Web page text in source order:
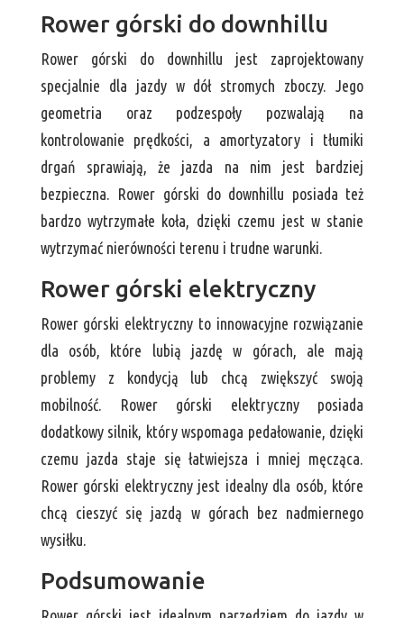
Rower górski do downhillu
Rower górski do downhillu jest zaprojektowany
specjalnie dla jazdy w dół stromych zboczy. Jego
geometria oraz podzespoły pozwalają na
kontrolowanie prędkości, a amortyzatory i tłumiki
drgań sprawiają, że jazda na nim jest bardziej
bezpieczna. Rower górski do downhillu posiada też
bardzo wytrzymałe koła, dzięki czemu jest w stanie
wytrzymać nierówności terenu i trudne warunki.
Rower górski elektryczny
Rower górski elektryczny to innowacyjne rozwiązanie
dla osób, które lubią jazdę w górach, ale mają
problemy z kondycją lub chcą zwiększyć swoją
mobilność. Rower górski elektryczny posiada
dodatkowy silnik, który wspomaga pedałowanie, dzięki
czemu jazda staje się łatwiejsza i mniej męcząca.
Rower górski elektryczny jest idealny dla osób, które
chcą cieszyć się jazdą w górach bez nadmiernego
wysiłku.
Podsumowanie